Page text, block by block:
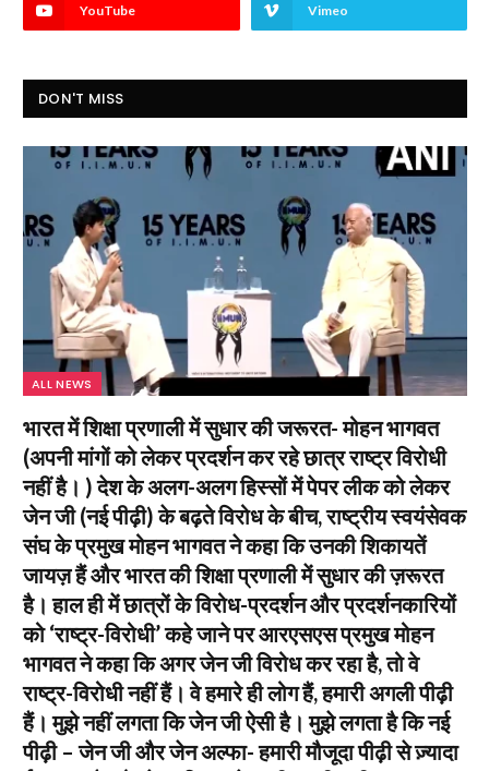
YouTube Vimeo
DON'T MISS
ALL NEWS
भारत में शिक्षा प्रणाली में सुधार की जरूरत- मोहन भागवत
(अपनी मांगों को लेकर प्रदर्शन कर रहे छात्र राष्ट्र विरोधी
नहीं है। ) देश के अलग-अलग हिस्सों में पेपर लीक को लेकर
जेन जी (नई पीढ़ी) के बढ़ते विरोध के बीच, राष्ट्रीय स्वयंसेवक
संघ के प्रमुख मोहन भागवत ने कहा कि उनकी शिकायतें
जायज़ हैं और भारत की शिक्षा प्रणाली में सुधार की ज़रूरत
है। हाल ही में छात्रों के विरोध-प्रदर्शन और प्रदर्शनकारियों
को ‘राष्ट्र-विरोधी’ कहे जाने पर आरएसएस प्रमुख मोहन
भागवत ने कहा कि अगर जेन जी विरोध कर रहा है, तो वे
राष्ट्र-विरोधी नहीं हैं। वे हमारे ही लोग हैं, हमारी अगली पीढ़ी
हैं। मुझे नहीं लगता कि जेन जी ऐसी है। मुझे लगता है कि नई
पीढ़ी – जेन जी और जेन अल्फा- हमारी मौजूदा पीढ़ी से ज़्यादा